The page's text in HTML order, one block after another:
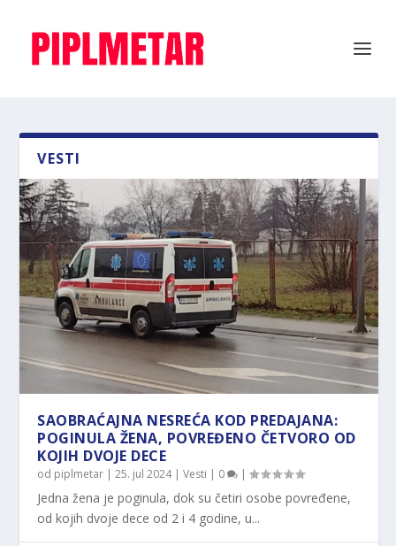
VESTI
SAOBRAĆAJNA NESREĆA KOD PREDAJANA:
POGINULA ŽENA, POVREĐENO ČETVORO OD
KOJIH DVOJE DECE
od piplmetar |25. jul 2024|Vesti | 0 |
Jedna žena je poginula, dok su četiri osobe povređene,
od kojih dvoje dece od 2 i 4 godine, u...